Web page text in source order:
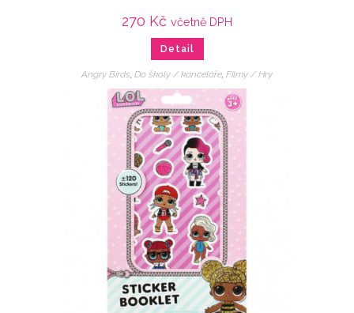
270 Kč včetně DPH
Detail
Angry Birds, Do školy / kanceláře, Filmy / Hry